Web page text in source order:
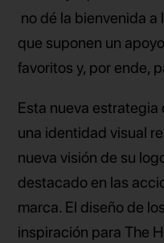
no dé la bienvenida a
que suponen un
favoritos y, por ende,
Esta nueva estrategia
una identidad visual
nueva visión de su
destacado en las
marca. El diseño de
inspiración para The